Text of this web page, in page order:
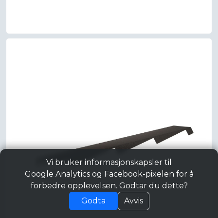
Vi bruker informasjonskapsler til
Google Analytics og Facebook-pixelen for å
forbedre opplevelsen. Godtar du dette?
Godta
Avvis